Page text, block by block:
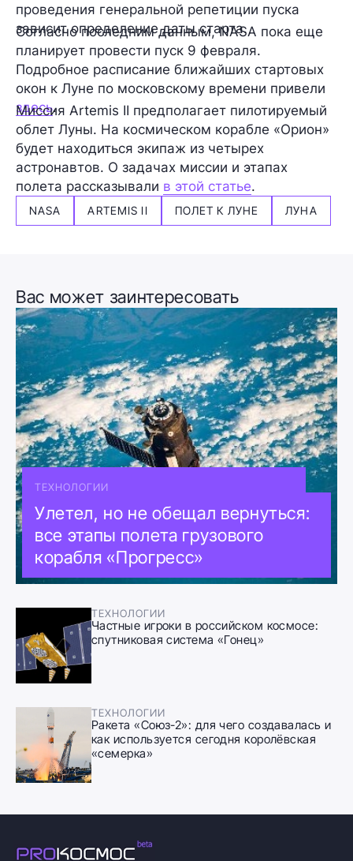
проведения генеральной репетиции пуска
зависит определение даты старта.
Согласно последним данным, NASA пока еще
планирует провести пуск 9 февраля.
Подробное расписание ближайших стартовых
окон к Луне по московскому времени привели
здесь.
Миссия Artemis II предполагает пилотируемый
облет Луны. На космическом корабле «Орион»
будет находиться экипаж из четырех
астронавтов. О задачах миссии и этапах
полета рассказывали в этой статье.
NASA ARTEMIS II ПОЛЕТ К ЛУНЕ ЛУНА
Вас может заинтересовать
ТЕХНОЛОГИИ
Улетел, но не обещал вернуться:
все этапы полета грузового
корабля «Прогресс»
ТЕХНОЛОГИИ
Частные игроки в российском космосе:
спутниковая система «Гонец»
ТЕХНОЛОГИИ
Ракета «Союз-2»: для чего создавалась и
как используется сегодня королёвская
«семерка»